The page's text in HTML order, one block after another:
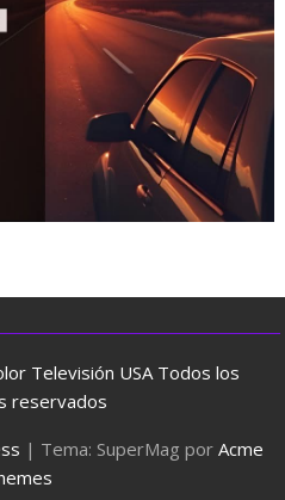
Televisión USA Todos los
reservados
| Tema: SuperMag por Acme